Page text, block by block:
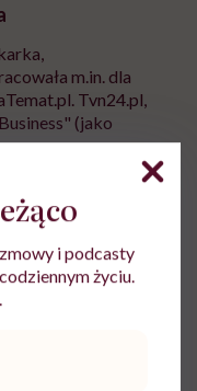
m.in. dla
Tvn24.pl,
(jako
i podcasty
życiu.